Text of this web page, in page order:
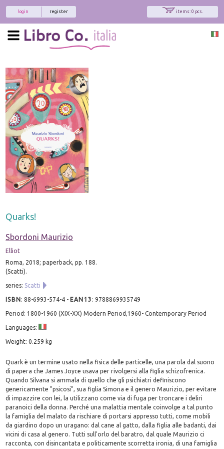
items: 0 pcs.
register
login
Quarks!
Sbordoni Maurizio
Elliot
Roma, 2018; paperback, pp. 188.
(Scatti).
series: Scatti
ISBN:88-6993-574-4 - EAN13 :9788869935749
Period: 1800-1960 (XIX-XX) Modern Period,1960- Contemporary Period
Languages:
Weight: 0.259 kg
Quark è un termine usato nella fisica delle particelle, una parola dal suono
di papera che James Joyce usava per rivolgersi alla figlia schizofrenica.
Quando Silvana si ammala di quello che gli psichiatri definiscono
genericamente "psicosi", sua figlia Simona e il genero Maurizio, per evitare
di impazzire con lei, la utilizzano come via di fuga per troncare i deliri
paranoici della donna. Perché una malattia mentale coinvolge a tal punto
la famiglia del malato da rischiare di portarsi appresso tutti, come mobili
da giardino dopo un uragano: dal cane al gatto, dalla figlia alle badanti, dai
vicini di casa al genero. Tutti sull'orlo del baratro, dal quale Maurizio ci
racconta, con disincantata e politicamente scorretta ironia, di una famiglia